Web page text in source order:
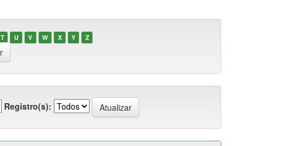
T U V W X Y Z
Registro(s):